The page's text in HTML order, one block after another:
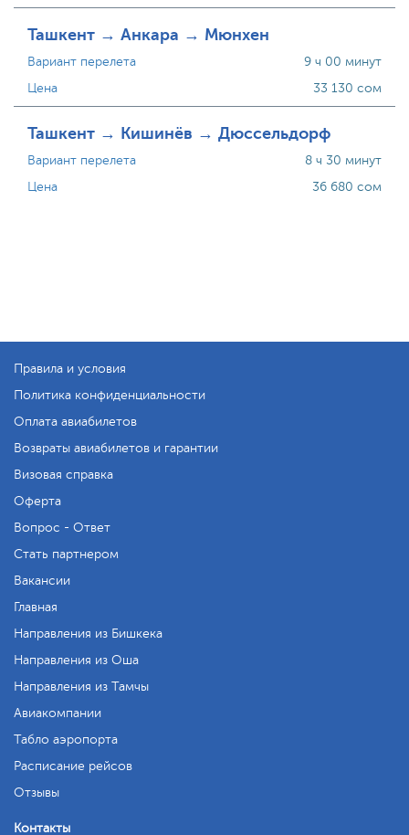
Ташкент → Анкара → Мюнхен
Вариант перелета
Цена
9 ч 00 минут
33 130 сом
Ташкент → Кишинёв → Дюссельдорф
Вариант перелета
Цена
8 ч 30 минут
36 680 сом
Правила и условия
Политика конфиденциальности
Оплата авиабилетов
Возвраты авиабилетов и гарантии
Визовая справка
Оферта
Вопрос - Ответ
Стать партнером
Вакансии
Главная
Направления из Бишкека
Направления из Оша
Направления из Тамчы
Авиакомпании
Табло аэропорта
Расписание рейсов
Отзывы
Контакты